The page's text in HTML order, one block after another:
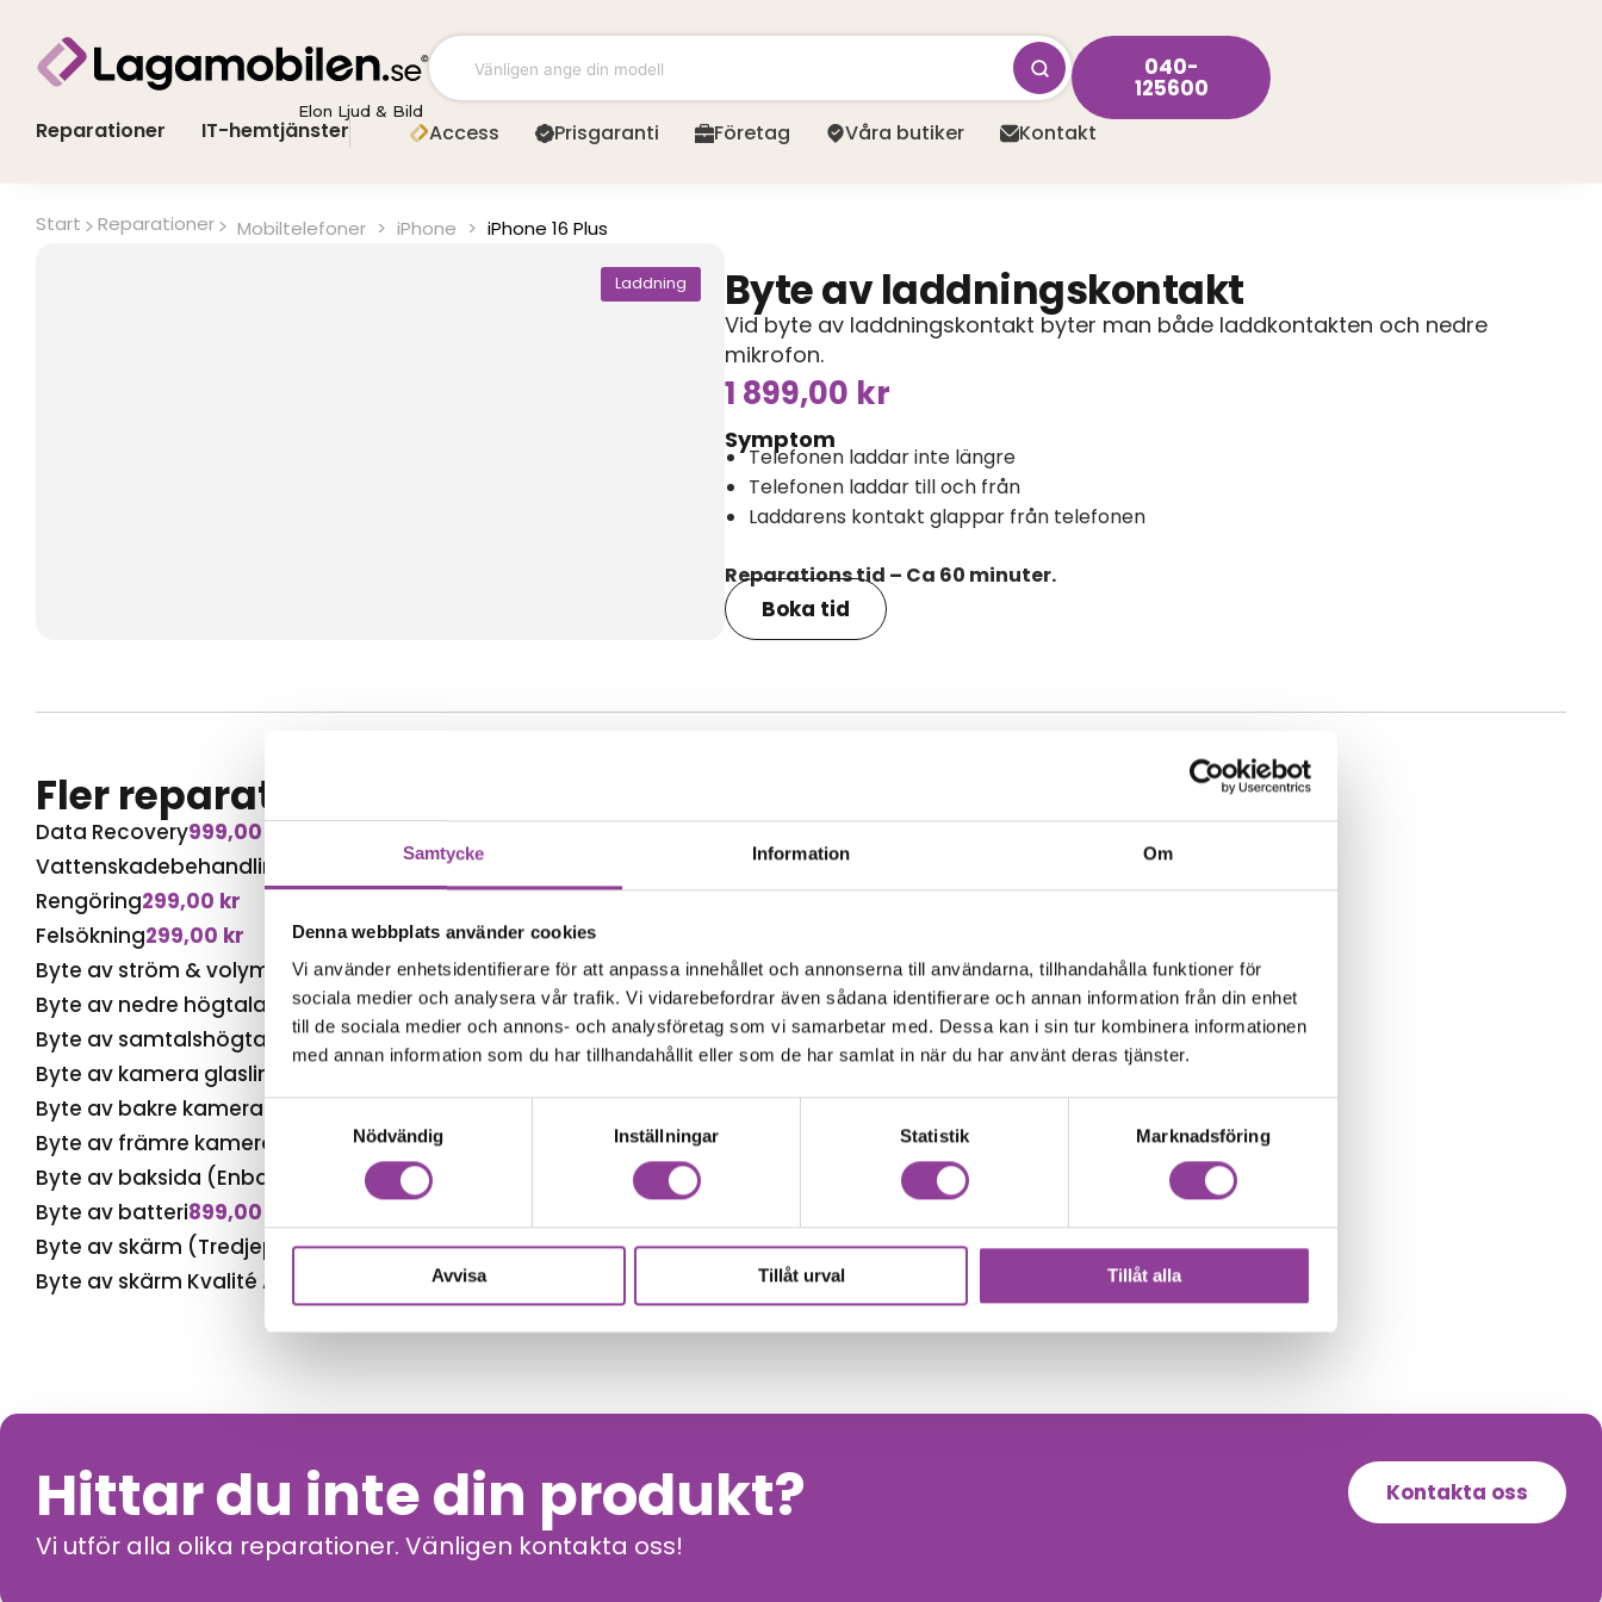
Samtycke Information Om
Denna webbplats använder cookies
Vi använder enhetsidentifierare för att anpassa innehållet och annonserna till användarna, tillhandahålla funktioner för
sociala medier och analysera vår trafik. Vi vidarebefordrar även sådana identifierare och annan information från din enhet
till de sociala medier och annons- och analysföretag som vi samarbetar med. Dessa kan i sin tur kombinera informationen
med annan information som du har tillhandahållit eller som de har samlat in när du har använt deras tjänster.
Nödvändig
Inställningar Statistik Marknadsföring
Avvisa Tillåt urval Tillåt alla
innehåll
Elon Ljud & Bild
040-
125600
Reparationer IT-hemtjänster Access Prisgaranti Företag Våra butiker Kontakt
Start Reparationer Mobiltelefoner > iPhone > iPhone 16 Plus
Laddning Byte av laddningskontakt
Vid byte av laddningskontakt byter man både laddkontakten och nedre
mikrofon.
1 899,00 kr
Symptom
Telefonen laddar inte längre
Telefonen laddar till och från
Laddarens kontakt glappar från telefonen
Reparations tid – Ca 60 minuter.
Boka tid
Fler reparationer för samma modell
Data Recovery999,00
Vattenskadebehandling
Rengöring299,00 kr
Felsökning299,00 kr
Byte av ström & volym
1 299,00kr
Byte av nedre högtalare
1 299,00kr
Byte av samtalshögtalare1 299,00kr
Byte av kamera glaslins
Byte av bakre kamera
Byte av främre kamera
1 899,00kr
Byte av baksida (Enbart glas)
1 899,00
Byte av batteri899,00
Byte av skärm (Tredjepartstillverkad)1 899,00kr
Byte av skärm Kvalité A (Original Display)2 899,00
Hittar du inte din produkt?
Vi utför alla olika reparationer. Vänligen kontakta oss!
Kontakta oss